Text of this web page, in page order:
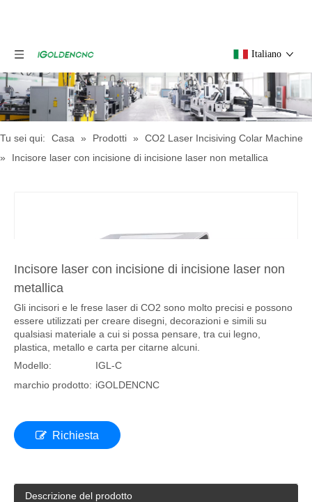
Italiano
Tu sei qui: Casa » Prodotti »
CO2 Laser Incisiving Colar Machine
»
Incisore laser con incisione di incisione laser non metallica
Incisore laser con incisione di incisione laser non
metallica
Gli incisori e le frese laser di CO2 sono molto precisi e possono
essere utilizzati per creare disegni, decorazioni e simili su
qualsiasi materiale a cui si possa pensare, tra cui legno,
plastica, metallo e carta per citarne alcuni.
Modello:
IGL-C
marchio prodotto: iGOLDENCNC
Richiesta
Descrizione del prodotto